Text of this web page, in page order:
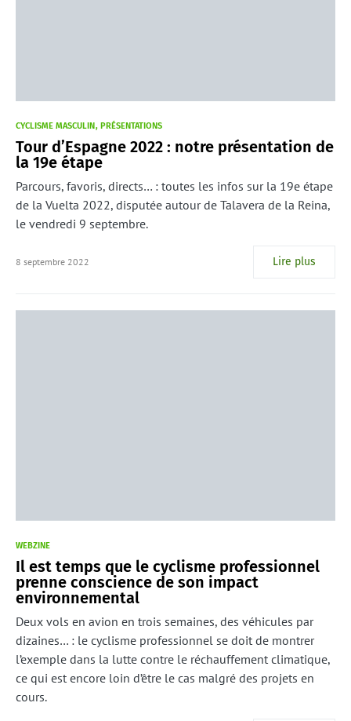
CYCLISME MASCULIN PRÉSENTATIONS
Tour d’Espagne 2022 : notre présentation de
la 19e étape
Parcours, favoris, directs… : toutes les infos sur la 19e étape
de la Vuelta 2022, disputée autour de Talavera de la Reina,
le vendredi 9 septembre.
8 septembre 2022 Lire plus
WEBZINE
Il est temps que le cyclisme professionnel
prenne conscience de son impact
environnemental
Deux vols en avion en trois semaines, des véhicules par
dizaines… : le cyclisme professionnel se doit de montrer
l’exemple dans la lutte contre le réchauffement climatique,
ce qui est encore loin d’être le cas malgré des projets en
cours.